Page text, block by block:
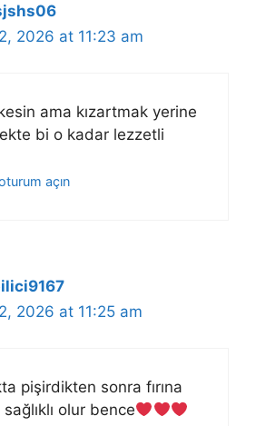
2026 at 11:23 am
ama kızartmak yerine
bi o kadar lezzetli
açın
2026 at 11:25 am
pişirdikten sonra fırına
olur bence